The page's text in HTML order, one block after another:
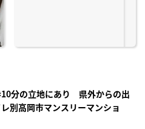
分の立地にあり 県外からの出
別高岡市マンスリーマンショ